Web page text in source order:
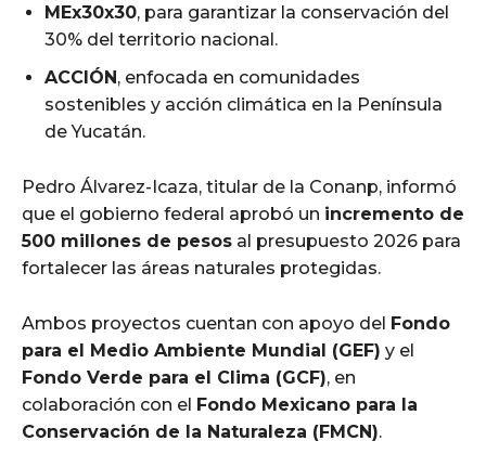
MEx30x30, para garantizar la conservación del
30% del territorio nacional.
ACCIÓN, enfocada en comunidades
sostenibles y acción climática en la Península
de Yucatán.
Pedro Álvarez-Icaza, titular de la Conanp, informó
que el gobierno federal aprobó un incremento de
500 millones de pesos al presupuesto 2026 para
fortalecer las áreas naturales protegidas.
Ambos proyectos cuentan con apoyo del Fondo
para el Medio Ambiente Mundial (GEF) y el
Fondo Verde para el Clima (GCF), en
colaboración con el Fondo Mexicano para la
Conservación de la Naturaleza (FMCN).